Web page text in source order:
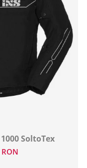
SoltoTex